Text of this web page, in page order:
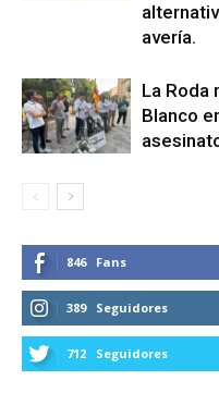
avería.
La Roda
Blanco
846 Fans
389 Seguidores
712 Seguidores